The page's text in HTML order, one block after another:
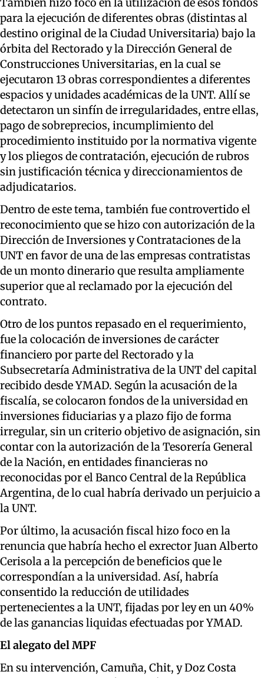
para la ejecución de diferentes obras (distintas al
destino original de la Ciudad Universitaria) bajo la
órbita del Rectorado y la Dirección General de
Construcciones Universitarias, en la cual se
ejecutaron 13 obras correspondientes a diferentes
espacios y unidades académicas de la UNT. Allí se
detectaron un sinfín de irregularidades, entre ellas,
pago de sobreprecios, incumplimiento del
procedimiento instituido por la normativa vigente
y los pliegos de contratación, ejecución de rubros
sin justificación técnica y direccionamientos de
adjudicatarios.
Dentro de este tema, también fue controvertido el
reconocimiento que se hizo con autorización de la
Dirección de Inversiones y Contrataciones de la
UNT en favor de una de las empresas contratistas
de un monto dinerario que resulta ampliamente
superior que al reclamado por la ejecución del
contrato.
Otro de los puntos repasado en el requerimiento,
fue la colocación de inversiones de carácter
financiero por parte del Rectorado y la
Subsecretaría Administrativa de la UNT del capital
recibido desde YMAD. Según la acusación de la
fiscalía, se colocaron fondos de la universidad en
inversiones fiduciarias y a plazo fijo de forma
irregular, sin un criterio objetivo de asignación, sin
contar con la autorización de la Tesorería General
de la Nación, en entidades financieras no
reconocidas por el Banco Central de la República
Argentina, de lo cual habría derivado un perjuicio a
la UNT.
Por último, la acusación fiscal hizo foco en la
renuncia que habría hecho el exrector Juan Alberto
Cerisola a la percepción de beneficios que le
correspondían a la universidad. Así, habría
consentido la reducción de utilidades
pertenecientes a la UNT, fijadas por ley en un 40%
de las ganancias liquidas efectuadas por YMAD.
El alegato del MPF
En su intervención, Camuña, Chit, y Doz Costa